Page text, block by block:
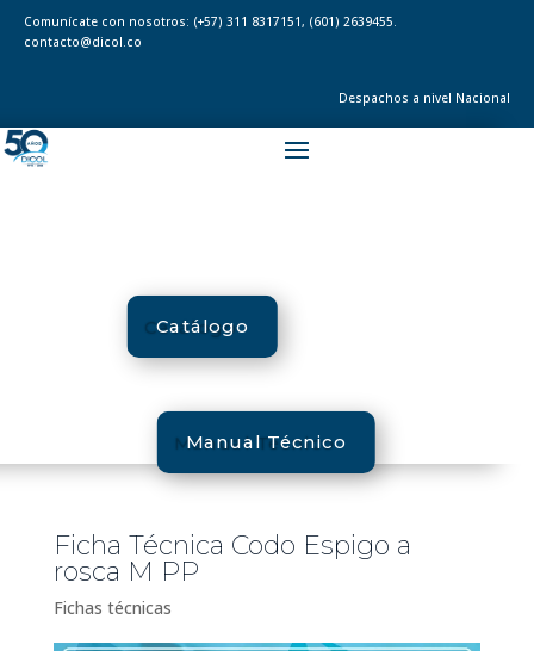
Comunícate con nosotros: (+57) 311 8317151, (601) 2639455.
contacto@dicol.co
Despachos a nivel Nacional
Catálogo
Manual Técnico
Ficha Técnica Codo Espigo a
rosca M PP
Fichas técnicas